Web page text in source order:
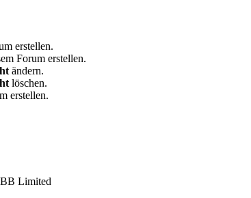
erstellen.
Forum erstellen.
ändern.
löschen.
erstellen.
Limited